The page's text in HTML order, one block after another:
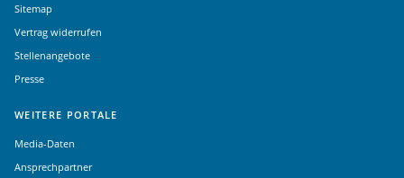
Sitemap
Vertrag widerrufen
Stellenangebote
Presse
WEITERE PORTALE
Media-Daten
Ansprechpartner